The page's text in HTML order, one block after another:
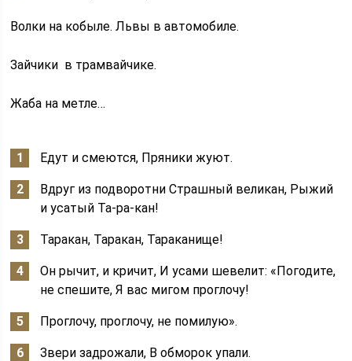
Волки на кобыле. Львы в автомобиле.
Зайчики в трамвайчике.
Жаба на метле…
Едут и смеются, Пряники жуют.
Вдруг из подворотни Страшный великан, Рыжий
и усатый Та-ра-кан!
Таракан, Таракан, Тараканище!
Он рычит, и кричит, И усами шевелит: «Погодите,
не спешите, Я вас мигом проглочу!
Проглочу, проглочу, не помилую».
Звери задрожали, В обморок упали.